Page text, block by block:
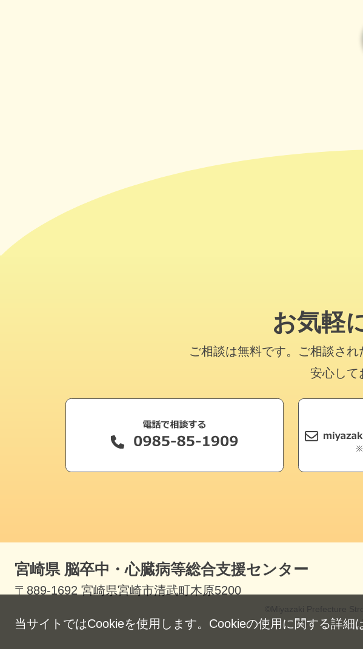
当サイトではCookieを使用します。Cookieの使用に関する詳細
お気軽
ご相談は無料です。 ご相談され
安心して
宮崎県 脳卒中・心臓病等総合支援センター
〒889-1692 宮崎県宮崎市清武町木原5200